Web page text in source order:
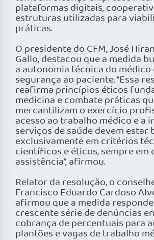
plataformas digitais,
estruturas utilizadas para
práticas.
O presidente do CFM, José
Gallo, destacou que a medida
a autonomia técnica do
segurança ao paciente. “Essa
reafirma princípios éticos
medicina e combate práticas
mercantilizam o exercício
acesso ao trabalho médico e a
serviços de saúde devem estar
exclusivamente em critérios
científicos e éticos, sempre em
assistência”, afirmou.
Relator da resolução, o
Francisco Eduardo Cardoso
afirmou que a medida
crescente série de denúncias
cobrança de percentuais para
plantões e vagas de trabalho